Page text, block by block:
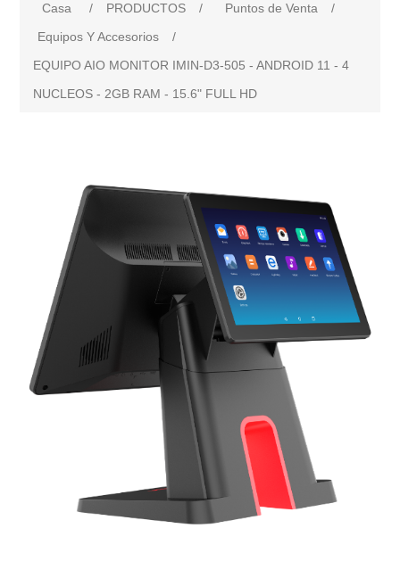
Casa / PRODUCTOS / Puntos de Venta
/
Equipos Y Accesorios
/
EQUIPO AIO MONITOR IMIN-D3-505 - ANDROID 11 - 4
NUCLEOS - 2GB RAM - 15.6" FULL HD